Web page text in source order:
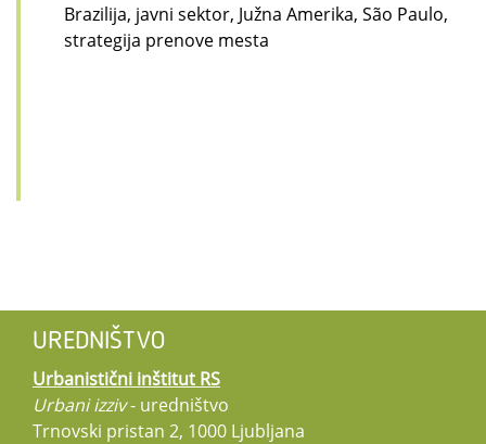
Brazilija, javni sektor, Južna Amerika, São Paulo,
strategija prenove mesta
UREDNIŠTVO
Urbanistični inštitut RS
Urbani izziv- uredništvo
Trnovski pristan 2, 1000 Ljubljana